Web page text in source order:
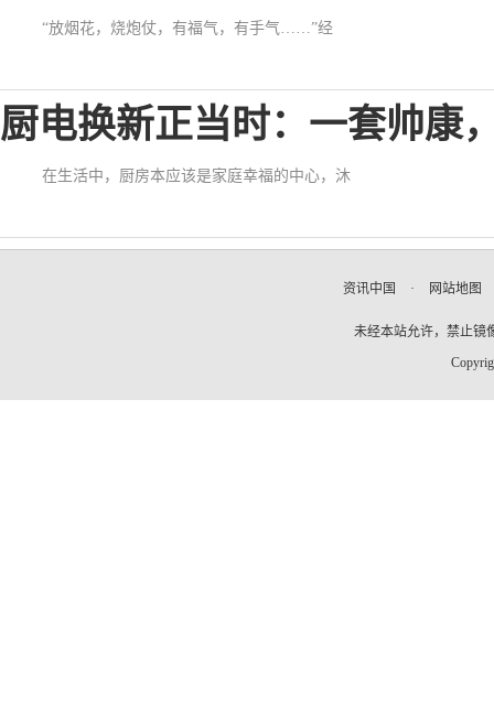
“放烟花，烧炮仗，有福气，有手气……”经
厨电换新正当时：一套帅康
在生活中，厨房本应该是家庭幸福的中心，沐
资讯中国 · 网站地图
未经本站允许，禁止镜